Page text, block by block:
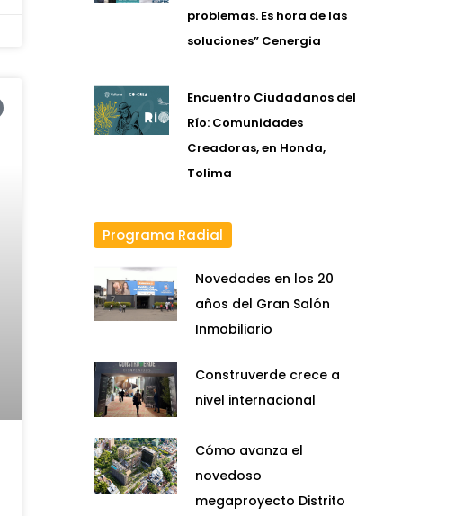
problemas. Es hora de las
soluciones” Cenergia
Encuentro Ciudadanos del
Río: Comunidades
Creadoras, en Honda,
Tolima
Programa Radial
Novedades en los 20
años del Gran Salón
Inmobiliario
Construverde crece a
nivel internacional
Cómo avanza el
novedoso
megaproyecto Distrito